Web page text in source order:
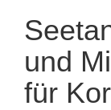
und
für